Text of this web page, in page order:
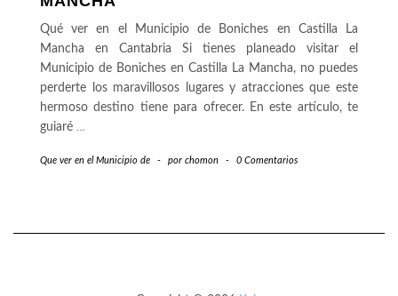
Qué ver en el Municipio de Boniches en Castilla La
Mancha en Cantabria Si tienes planeado visitar el
Municipio de Boniches en Castilla La Mancha, no puedes
perderte los maravillosos lugares y atracciones que este
hermoso destino tiene para ofrecer. En este artículo, te
guiaré …
Que ver en el Municipio de - por chomon - 0 Comentarios